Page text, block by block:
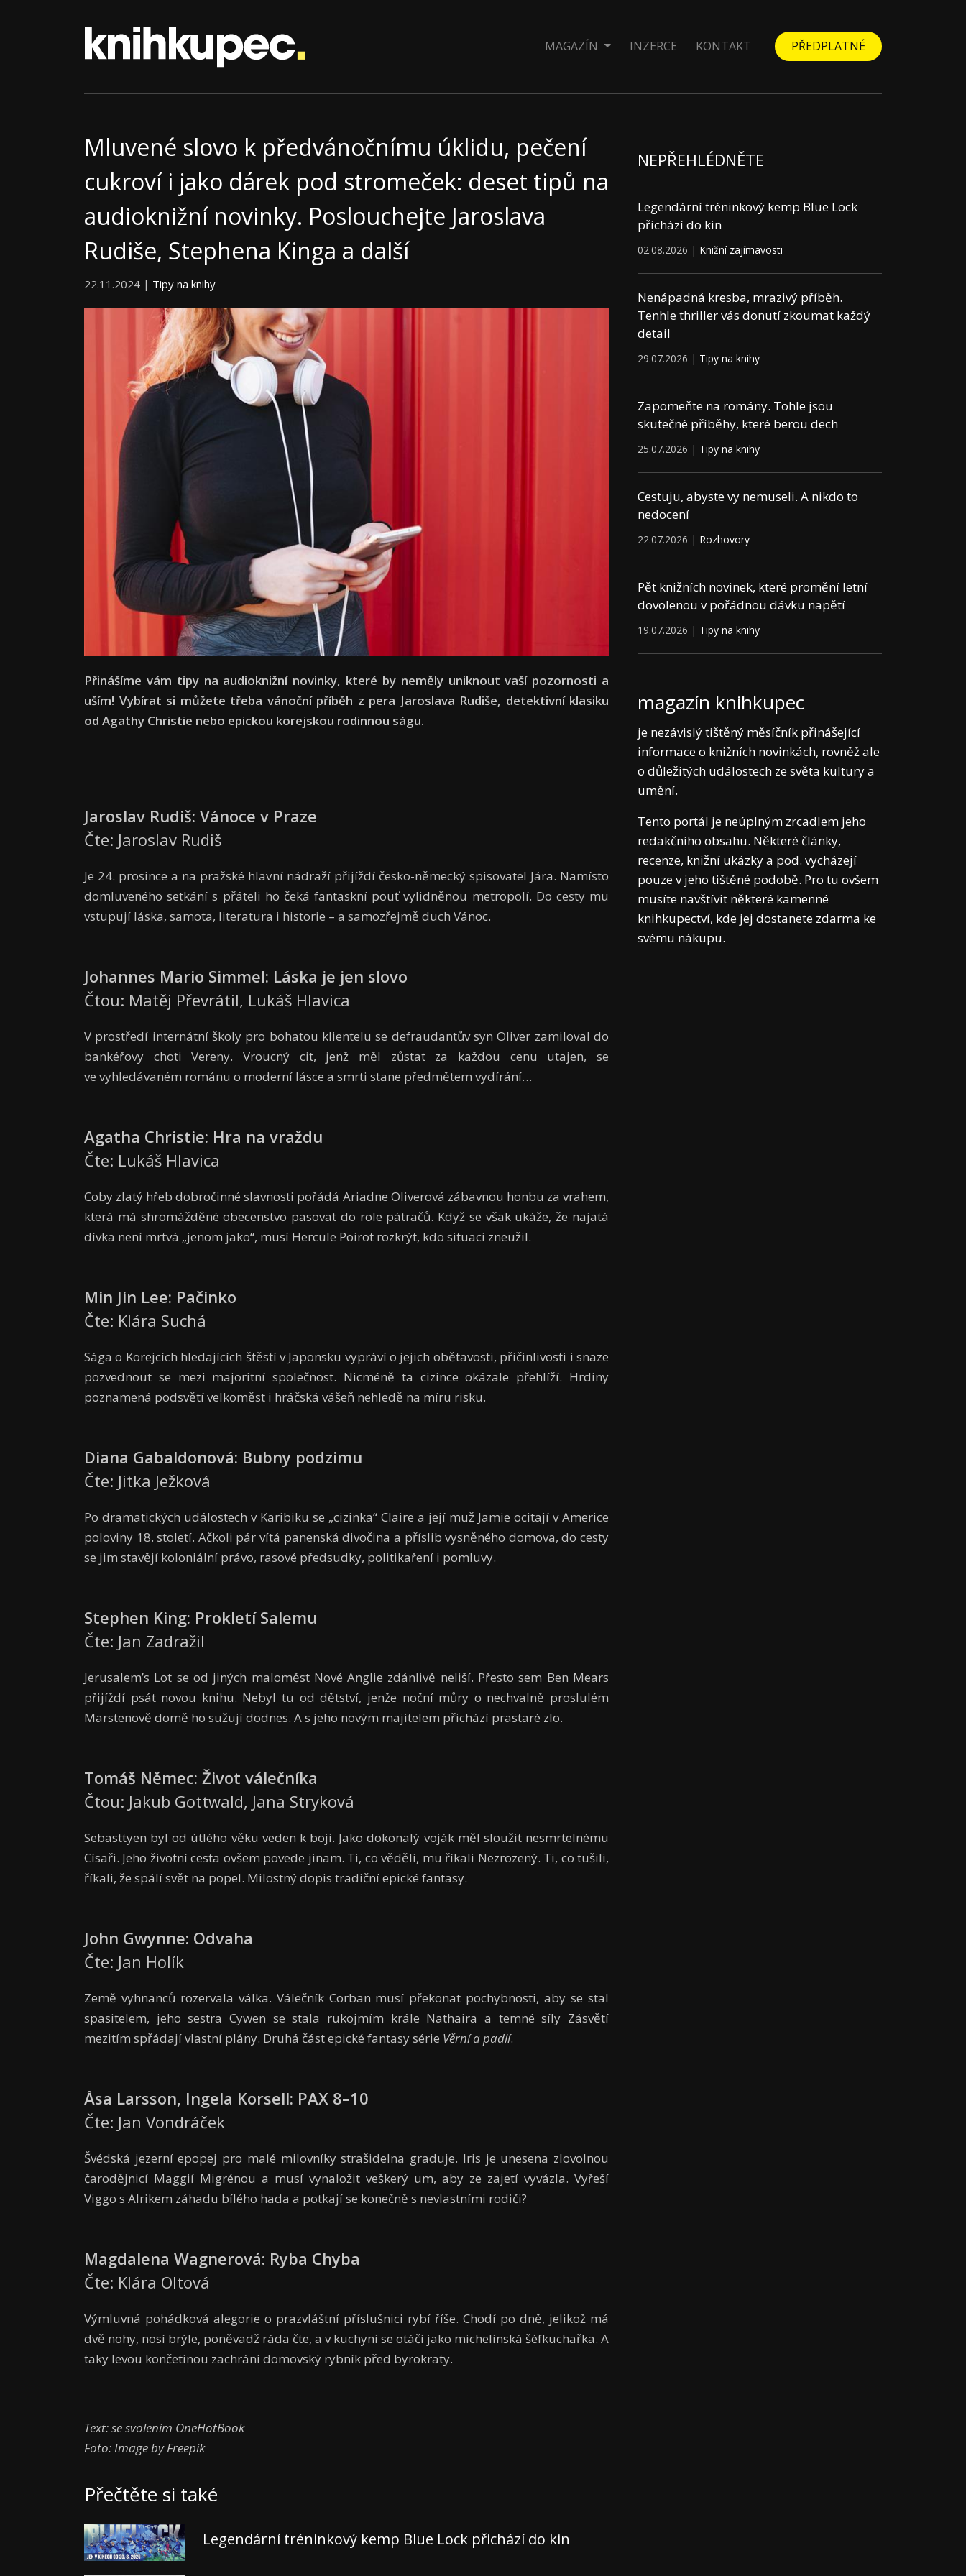
MAGAZÍN INZERCE KONTAKT PŘEDPLATNÉ
Mluvené slovo k předvánočnímu úklidu, pečení
cukroví i jako dárek pod stromeček: deset tipů na
audioknižní novinky. Poslouchejte Jaroslava
Rudiše, Stephena Kinga a další
22.11.2024 | Tipy na knihy
Přinášíme vám tipy na audioknižní novinky, které by neměly uniknout vaší pozornosti a
uším! Vybírat si můžete třeba vánoční příběh z pera Jaroslava Rudiše, detektivní klasiku
od Agathy Christie nebo epickou korejskou rodinnou ságu.
Jaroslav Rudiš: Vánoce v Praze
Čte: Jaroslav Rudiš
Je 24. prosince a na pražské hlavní nádraží přijíždí česko-německý spisovatel Jára. Namísto
domluveného setkání s přáteli ho čeká fantaskní pouť vylidněnou metropolí. Do cesty mu
vstupují láska, samota, literatura i historie – a samozřejmě duch Vánoc.
Johannes Mario Simmel: Láska je jen slovo
Čtou: Matěj Převrátil, Lukáš Hlavica
V prostředí internátní školy pro bohatou klientelu se defraudantův syn Oliver zamiloval do
bankéřovy choti Vereny. Vroucný cit, jenž měl zůstat za každou cenu utajen, se
ve vyhledávaném románu o moderní lásce a smrti stane předmětem vydírání…
Agatha Christie: Hra na vraždu
Čte: Lukáš Hlavica
Coby zlatý hřeb dobročinné slavnosti pořádá Ariadne Oliverová zábavnou honbu za vrahem,
která má shromážděné obecenstvo pasovat do role pátračů. Když se však ukáže, že najatá
dívka není mrtvá „jenom jako“, musí Hercule Poirot rozkrýt, kdo situaci zneužil.
Min Jin Lee: Pačinko
Čte: Klára Suchá
Sága o Korejcích hledajících štěstí v Japonsku vypráví o jejich obětavosti, přičinlivosti i snaze
pozvednout se mezi majoritní společnost. Nicméně ta cizince okázale přehlíží. Hrdiny
poznamená podsvětí velkoměst i hráčská vášeň nehledě na míru risku.
Diana Gabaldonová: Bubny podzimu
Čte: Jitka Ježková
Po dramatických událostech v Karibiku se „cizinka“ Claire a její muž Jamie ocitají v Americe
poloviny 18. století. Ačkoli pár vítá panenská divočina a příslib vysněného domova, do cesty
se jim stavějí koloniální právo, rasové předsudky, politikaření i pomluvy.
Stephen King: Prokletí Salemu
Čte: Jan Zadražil
Jerusalem’s Lot se od jiných maloměst Nové Anglie zdánlivě neliší. Přesto sem Ben Mears
přijíždí psát novou knihu. Nebyl tu od dětství, jenže noční můry o nechvalně proslulém
Marstenově domě ho sužují dodnes. A s jeho novým majitelem přichází prastaré zlo.
Tomáš Němec: Život válečníka
Čtou: Jakub Gottwald, Jana Stryková
Sebasttyen byl od útlého věku veden k boji. Jako dokonalý voják měl sloužit nesmrtelnému
Císaři. Jeho životní cesta ovšem povede jinam. Ti, co věděli, mu říkali Nezrozený. Ti, co tušili,
říkali, že spálí svět na popel. Milostný dopis tradiční epické fantasy.
John Gwynne: Odvaha
Čte: Jan Holík
Země vyhnanců rozervala válka. Válečník Corban musí překonat pochybnosti, aby se stal
spasitelem, jeho sestra Cywen se stala rukojmím krále Nathaira a temné síly Zásvětí
mezitím spřádají vlastní plány. Druhá část epické fantasy série Věrní a padlí.
Åsa Larsson, Ingela Korsell: PAX 8–10
Čte: Jan Vondráček
Švédská jezerní epopej pro malé milovníky strašidelna graduje. Iris je unesena zlovolnou
čarodějnicí Maggií Migrénou a musí vynaložit veškerý um, aby ze zajetí vyvázla. Vyřeší
Viggo s Alrikem záhadu bílého hada a potkají se konečně s nevlastními rodiči?
Magdalena Wagnerová: Ryba Chyba
Čte: Klára Oltová
Výmluvná pohádková alegorie o prazvláštní příslušnici rybí říše. Chodí po dně, jelikož má
dvě nohy, nosí brýle, poněvadž ráda čte, a v kuchyni se otáčí jako michelinská šéfkuchařka. A
taky levou končetinou zachrání domovský rybník před byrokraty.
Text: se svolením OneHotBook
Foto: Image by Freepik
Přečtěte si také
Legendární tréninkový kemp Blue Lock přichází do kin
NEPŘEHLÉDNĚTE
Legendární tréninkový kemp Blue Lock
přichází do kin
02.08.2026 | Knižní zajímavosti
Nenápadná kresba, mrazivý příběh.
Tenhle thriller vás donutí zkoumat každý
detail
29.07.2026 | Tipy na knihy
Zapomeňte na romány. Tohle jsou
skutečné příběhy, které berou dech
25.07.2026 | Tipy na knihy
Cestuju, abyste vy nemuseli. A nikdo to
nedocení
22.07.2026 | Rozhovory
Pět knižních novinek, které promění letní
dovolenou v pořádnou dávku napětí
19.07.2026 | Tipy na knihy
magazín knihkupec
je nezávislý tištěný měsíčník přinášející
informace o knižních novinkách, rovněž ale
o důležitých událostech ze světa kultury a
umění.
Tento portál je neúplným zrcadlem jeho
redakčního obsahu. Některé články,
recenze, knižní ukázky a pod. vycházejí
pouze v jeho tištěné podobě. Pro tu ovšem
musíte navštívit některé kamenné
knihkupectví, kde jej dostanete zdarma ke
svému nákupu.